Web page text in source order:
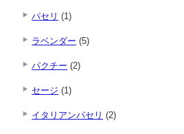
パセリ (1)
ラベンダー (5)
パクチー (2)
セージ (1)
イタリアンパセリ (2)